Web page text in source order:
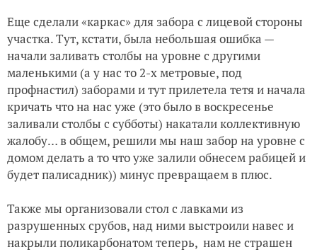
Еще сделали «каркас» для забора с лицевой стороны
участка. Тут, кстати, была небольшая ошибка —
начали заливать столбы на уровне с другими
маленькими (а у нас то 2-х метровые, под
профнастил) заборами и тут прилетела тетя и начала
кричать что на нас уже (это было в воскресенье
заливали столбы с субботы) накатали коллективную
жалобу… в общем, решили мы наш забор на уровне с
домом делать а то что уже залили обнесем рабицей и
будет палисадник)) минус превращаем в плюс.
Также мы организовали стол с лавками из
разрушенных срубов, над ними выстроили навес и
накрыли поликарбонатом теперь, нам не страшен